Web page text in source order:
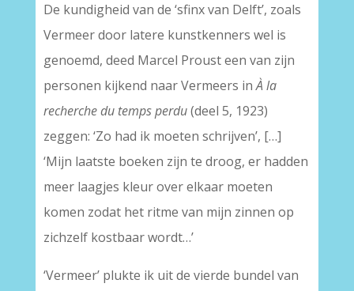
De kundigheid van de ‘sfinx van Delft’, zoals
Vermeer door latere kunstkenners wel is
genoemd, deed Marcel Proust een van zijn
personen kijkend naar Vermeers inÀ la
recherche du temps perdu(deel 5, 1923)
zeggen: ‘Zo had ik moeten schrijven’, […]
‘Mijn laatste boeken zijn te droog, er hadden
meer laagjes kleur over elkaar moeten
komen zodat het ritme van mijn zinnen op
zichzelf kostbaar wordt…’
‘Vermeer’ plukte ik uit de vierde bundel van